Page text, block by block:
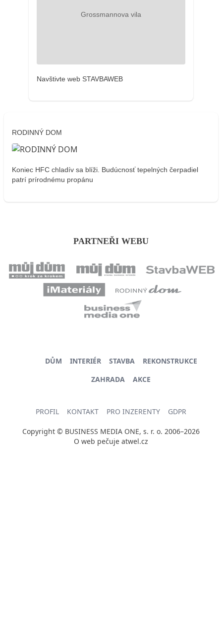
Navštivte web STAVBAWEB
RODINNÝ DOM
Koniec HFC chladív sa blíži. Budúcnosť tepelných čerpadiel
patrí prírodnému propánu
PARTNEŘI WEBU
DŮM INTERIÉR STAVBA
REKONSTRUKCE
ZAHRADA
AKCE
PROFIL KONTAKT PRO INZERENTY GDPR
Copyright © BUSINESS MEDIA ONE, s. r. o. 2006–2026